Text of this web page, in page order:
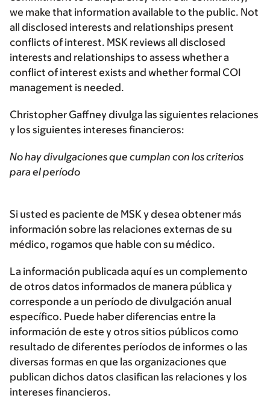
we make that information available to the public. Not
all disclosed interests and relationships present
conflicts of interest. MSK reviews all disclosed
interests and relationships to assess whether a
conflict of interest exists and whether formal COI
management is needed.
Christopher Gaffney divulga las siguientes relaciones
y los siguientes intereses financieros:
No hay divulgaciones que cumplan con los criterios
para el período
Si usted es paciente de MSK y desea obtener más
información sobre las relaciones externas de su
médico, rogamos que hable con su médico.
La información publicada aquí es un complemento
de otros datos informados de manera pública y
corresponde a un período de divulgación anual
específico. Puede haber diferencias entre la
información de este y otros sitios públicos como
resultado de diferentes períodos de informes o las
diversas formas en que las organizaciones que
publican dichos datos clasifican las relaciones y los
intereses financieros.